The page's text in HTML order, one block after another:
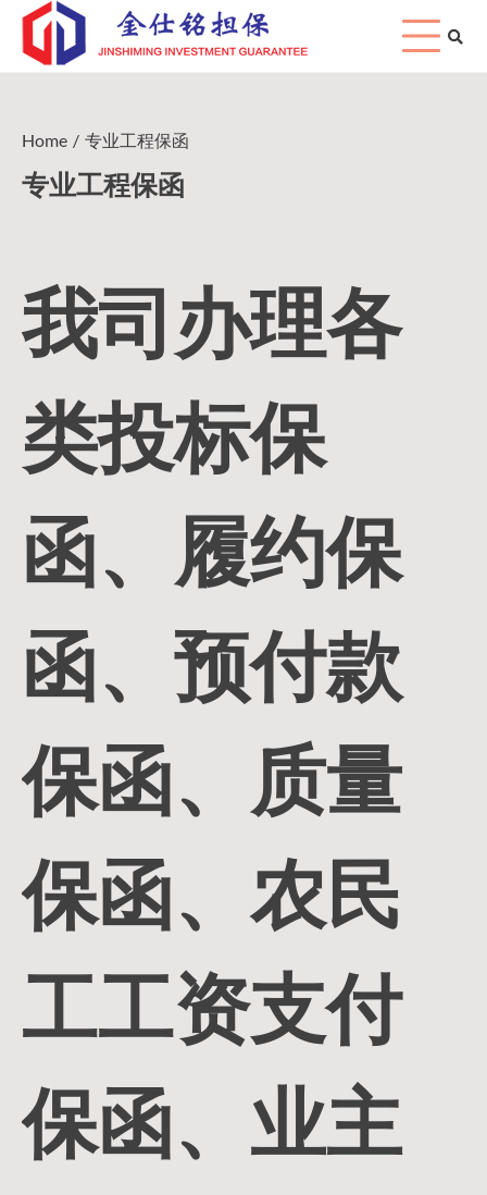
Skip
content
Home 专业工程保函
专业工程保函
我司办理各
类投标保
函、履约保
函、预付款
保函、质量
保函、农民
工工资支付
保函、业主